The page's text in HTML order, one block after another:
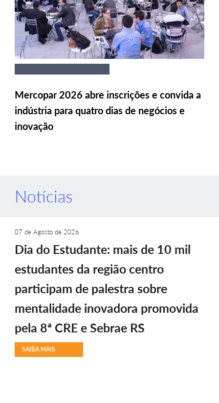
Mercopar 2026 abre inscrições e convida a
indústria para quatro dias de negócios e
inovação
Notícias
07 de Agosto de 2026
Dia do Estudante: mais de 10 mil
estudantes da região centro
participam de palestra sobre
mentalidade inovadora promovida
pela 8ª CRE e Sebrae RS
SAIBA MAIS